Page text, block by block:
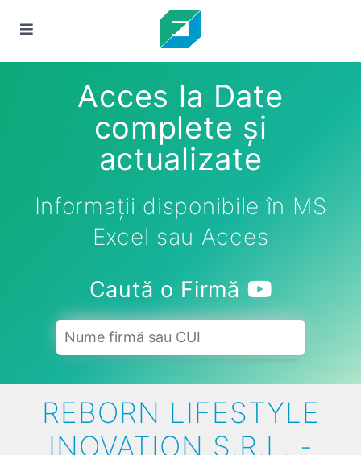
Acces la Date
complete și
actualizate
Informații disponibile în MS
Excel sau Acces
Caută o Firmă
REBORN LIFESTYLE
INOVATION S.R.L. -